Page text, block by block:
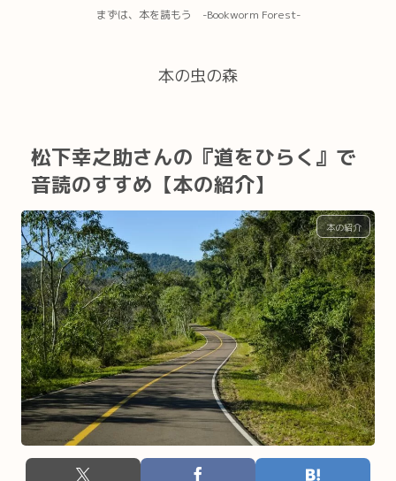
まずは、本を読もう -Bookworm Forest-
本の虫の森
松下幸之助さんの『道をひらく』で
音読のすすめ【本の紹介】
本の紹介